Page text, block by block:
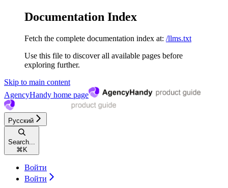
Documentation Index
Fetch the complete documentation index at: /llms.txt
Use this file to discover all available pages before
exploring further.
Skip to main content
AgencyHandy home page
Русский
Search...
⌘ K
Войти
Войти